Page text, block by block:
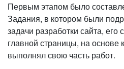
Первым этапом было
Задания, в котором были
задачи разработки сайта, его
главной страницы, на основе
выполнял свою часть работ.